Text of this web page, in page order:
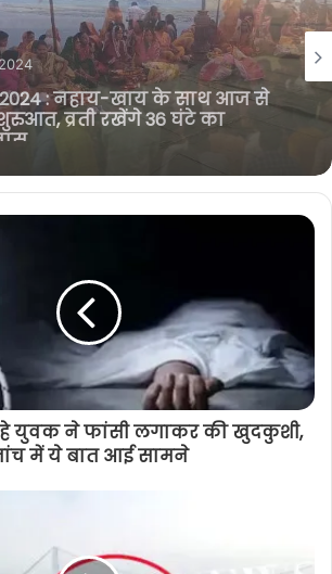
i
t
e
b
o
o
k
t
e
r
g
r
a
m
2024 : नहाय-खाय के साथ आज से
शुरुआत, व्रती रखेंगे 36 घंटे का
कोपरा पंचायत सचिव
52 हजार की होगी वसूली,
युवक ने फांसी लगाकर की खुदकुशी,
में ये बात आई सामने